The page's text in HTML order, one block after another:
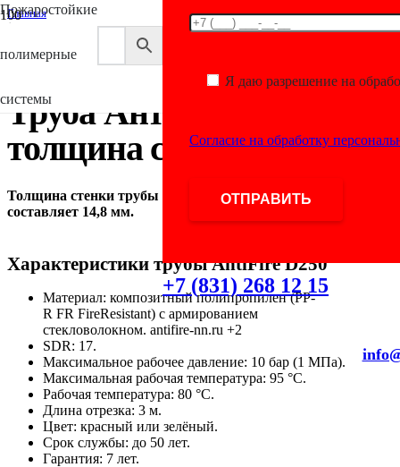
Пожаростойкие
полимерные
системы
Я даю разрешение на
Согласие на обработку
+7 (831) 268 12 15
Главная
/
/
Труба Антифайер 250 мм толщина стенки
Труба Антифайер 250 мм
толщина стенки
Толщина стенки трубы AntiFire диаметром 250 мм
составляет 14,8 мм.
Характеристики трубы AntiFire D250
Материал: композитный полипропилен (PP-
R FR FireResistant) с армированием
стекловолокном. antifire-nn.ru +2
SDR: 17.
Максимальное рабочее давление: 10 бар (1 МПа).
Максимальная рабочая температура: 95 °C.
Рабочая температура: 80 °C.
Длина отрезка: 3 м.
Цвет: красный или зелёный.
Срок службы: до 50 лет.
Гарантия: 7 лет.